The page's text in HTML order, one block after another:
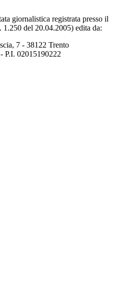
giornalistica registrata presso il
del 20.04.2005) edita da:
7 - 38122 Trento
P.I. 02015190222